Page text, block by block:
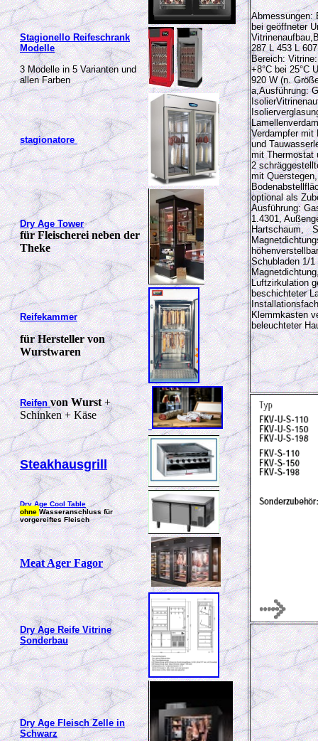
Stagionello Reifeschrank
Modelle
3 Modelle in 5 Varianten und
allen Farben
stagionatore
Dry Age Tower
für Fleischerei neben der
Theke
Reifekammer
für Hersteller von
Wurstwaren
Reifenvon Wurst+
Schinken + Käse
Steakhausgrill
Dry Age Cool Table
ohne Wasseranschluss für
vorgereiftes Fleisch
Meat Ager Fagor
Dry Age Reife Vitrine
Sonderbau
Dry Age Fleisch Zelle in
Schwarz
Abmessungen:
bei geöffneter
Vitrinenaufbau,
287 L 453 L
Bereich:
+8°C bei 25°C
920 W (n.
a,Ausführung:
Verdampfer mit
und
mit Thermostat
2
mit
optional als
Ausführung:
1.4301,
Hartschaum,
Schubladen 1/
Luftzirkulation
beschichteter
Installationsfach
Klemmkasten
beleuchteter